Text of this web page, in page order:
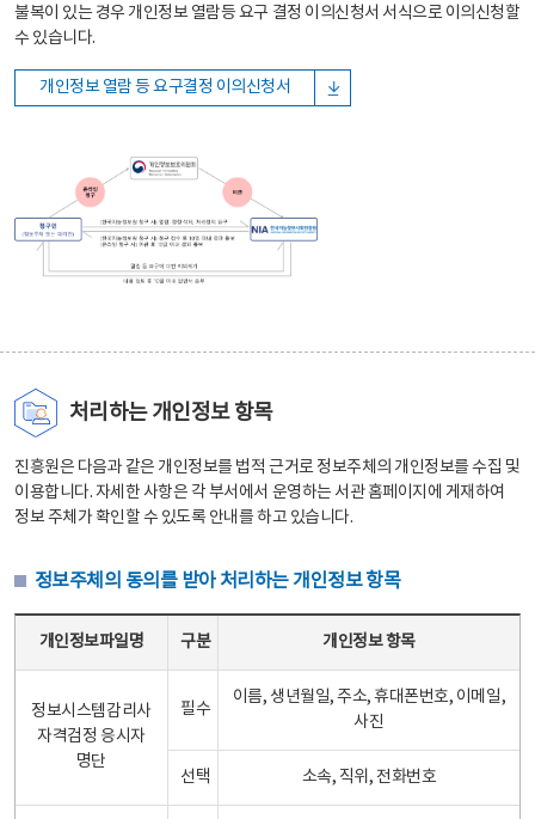
불복이 있는 경우 개인정보 열람등 요구 결정 이의신청서 서식으로 이의신청할
수 있습니다.
개인정보 열람 등 요구결정 이의신청서
처리하는 개인정보 항목
진흥원은 다음과 같은 개인정보를 법적 근거로 정보주체의 개인정보를 수집 및
이용합니다. 자세한 사항은 각 부서에서 운영하는 서관 홈페이지에 게재하여
정보 주체가 확인할 수 있도록 안내를 하고 있습니다.
정보주체의 동의를 받아 처리하는 개인정보 항목
개인정보파일명 구분 개인정보 항목
정보시스템감리사
자격검정 응시자
명단
필수
이름, 생년월일, 주소, 휴대폰번호, 이메일,
사진
선택 소속, 직위, 전화번호